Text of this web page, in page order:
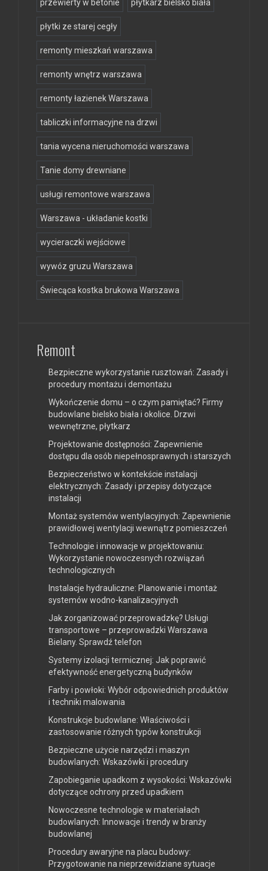
przewierty w betonie płytkarz bielsko biała
płytki ze starej cegły
remonty mieszkań warszawa
remonty wnętrz warszawa
remonty łazienek Warszawa
tabliczki informacyjne na drzwi
tania wycena nieruchomości warszawa
Tanie domy drewniane
usługi remontowe warszawa
Warszawa - układanie kostki
wycieraczki wejściowe
wywóz gruzu Warszawa
Świecąca kostka brukowa Warszawa
Remont
Bezpieczne wykorzystanie rusztowań: Zasady i
procedury montażu i demontażu
Wykończenie domu – o czym pamiętać? Firmy
budowlane bielsko biała i okolice. Drzwi
wewnętrzne, płytkarz
Projektowanie dostępności: Zapewnienie
dostępu dla osób niepełnosprawnych i starszych
Bezpieczeństwo w kontekście instalacji
elektrycznych: Zasady i przepisy dotyczące
instalacji
Montaż systemów wentylacyjnych: Zapewnienie
prawidłowej wentylacji wewnątrz pomieszczeń
Technologie i innowacje w projektowaniu:
Wykorzystanie nowoczesnych rozwiązań
technologicznych
Instalacje hydrauliczne: Planowanie i montaż
systemów wodno-kanalizacyjnych
Jak zorganizować przeprowadzkę? Usługi
transportowe – przeprowadzki Warszawa
Bielany. Sprawdź telefon
Systemy izolacji termicznej: Jak poprawić
efektywność energetyczną budynków
Farby i powłoki: Wybór odpowiednich produktów
i techniki malowania
Konstrukcje budowlane: Właściwości i
zastosowanie różnych typów konstrukcji
Bezpieczne użycie narzędzi i maszyn
budowlanych: Wskazówki i procedury
Zapobieganie upadkom z wysokości: Wskazówki
dotyczące ochrony przed upadkiem
Nowoczesne technologie w materiałach
budowlanych: Innowacje i trendy w branży
budowlanej
Procedury awaryjne na placu budowy:
Przygotowanie na nieprzewidziane sytuacje